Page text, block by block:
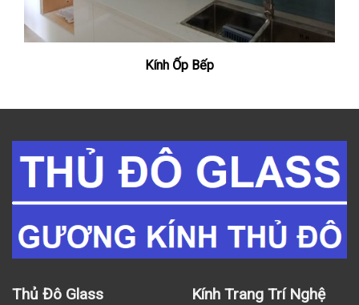
Kính Ốp Bếp
Thủ Đô Glass
Kính Trang Trí Nghệ